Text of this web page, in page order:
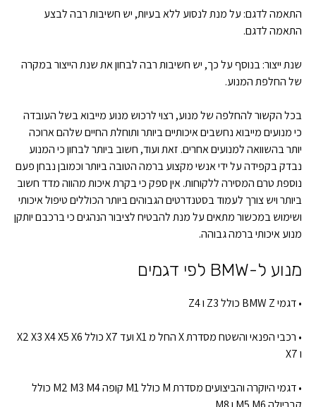
התאמה לדגם: על מנת לנסוע ללא בעיות, יש חשיבות רבה לבצע
התאמה לדגם.
שנת ייצור: בנוסף על כך, יש חשיבות רבה לבחון את שנת הייצור במקרה
של החלפת המנוע.
בכל הקשור להחלפה של מנוע, רצוי לרכוש מנוע מייבוא בשל העובדה
כי מנועים מייבוא נחשבים איכותיים ביותר ותוחלת החיים שלהם ארוכה
יותר בהשוואה למנועים אחרים. זאת ועוד, חשוב ביותר לבחון כי המנוע
נבדק בקפידה על ידי אנשי מקצוע ברמה הטובה ביותר וכמובן נבחן פעם
נוספת טרם המסירה ללקוחות. אין ספק כי בקרת איכות מהווה מדד חשוב
ביותר ויש צורך לעמוד בסטנדרטים הגבוהים ביותר הכוללים טיפול איכותי
ושימוש במכשור מתאים על מנת להבטיח לציבור הנהגים כי ברכבם יותקן
מנוע איכותי ברמה גבוהה.
מנוע ל-BMW לפי דגמים
• דגמי BMW Z כולל Z3 ו Z4
• רכבי הפנאי והשטח מסדרת X החל מ X1 ועד X7 כולל X2 X3 X4 X5 X6
ו X7
• דגמי היוקרה והביצועים מסדרת M כולל M1 קופה M2 M3 M4 כולל